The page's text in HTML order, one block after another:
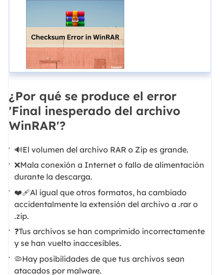
¿Por qué se produce el error
'Final inesperado del archivo
WinRAR'?
🔊El volumen del archivo RAR o Zip es grande.
❌Mala conexión a Internet o fallo de alimentación
durante la descarga.
❤️‍🩹Al igual que otros formatos, ha cambiado
accidentalmente la extensión del archivo a .rar o
.zip.
❓Tus archivos se han comprimido incorrectamente
y se han vuelto inaccesibles.
🦠Hay posibilidades de que tus archivos sean
atacados por malware.